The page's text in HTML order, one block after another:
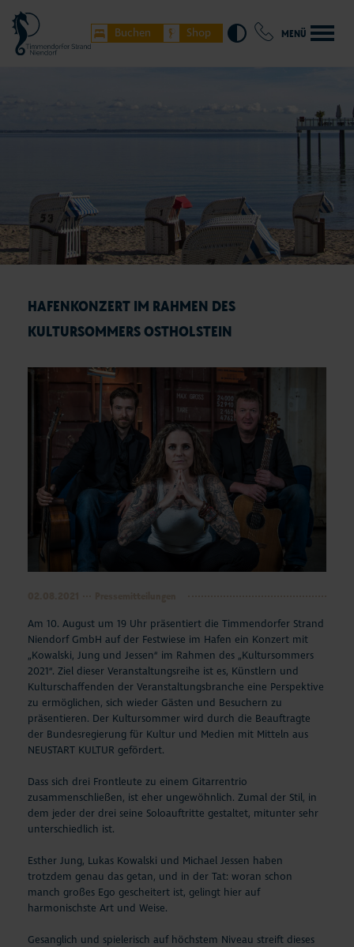
Buchen Shop MENÜ
HAFENKONZERT IM RAHMEN DES
KULTURSOMMERS OSTHOLSTEIN
Am 10. August um 19 Uhr präsentiert die Timmendorfer Strand
Niendorf GmbH auf der Festwiese im Hafen ein Konzert mit
„Kowalski, Jung und Jessen“ im Rahmen des „Kultursommers
2021“. Ziel dieser Veranstaltungsreihe ist es, Künstlern und
Kulturschaffenden der Veranstaltungsbranche eine Perspektive
zu ermöglichen, sich wieder Gästen und Besuchern zu
präsentieren. Der Kultursommer wird durch die Beauftragte
der Bundesregierung für Kultur und Medien mit Mitteln aus
NEUSTART KULTUR gefördert.
Dass sich drei Frontleute zu einem Gitarrentrio
zusammenschließen, ist eher ungewöhnlich. Zumal der Stil, in
dem jeder der drei seine Soloauftritte gestaltet, mitunter sehr
unterschiedlich ist.
Esther Jung, Lukas Kowalski und Michael Jessen haben
trotzdem genau das getan, und in der Tat: woran schon
manch großes Ego gescheitert ist, gelingt hier auf
harmonischste Art und Weise.
Gesanglich und spielerisch auf höchstem Niveau streift dieses